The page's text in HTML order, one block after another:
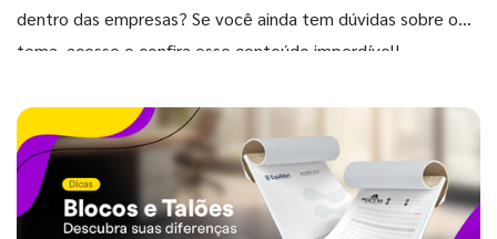
dentro das empresas? Se você ainda tem dúvidas sobre o
tema, acesse e confira esse conteúdo imperdível!